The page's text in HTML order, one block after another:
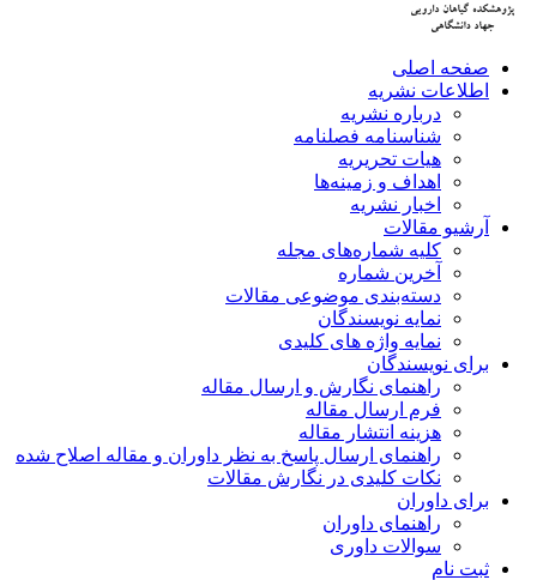
صفحه اصلی
اطلاعات نشریه
درباره نشریه
شناسنامه فصلنامه
هیات تحریریه
اهداف و زمینه‌ها
اخبار نشریه
آرشیو مقالات
کلیه شماره‌های مجله
آخرین شماره
دسته‌بندی موضوعی مقالات
نمایه نویسندگان
نمایه واژه های کلیدی
برای نویسندگان
راهنمای نگارش و ارسال مقاله
فرم ارسال مقاله
هزینه انتشار مقاله
راهنمای ارسال پاسخ به نظر داوران و مقاله اصلاح شده
نکات کلیدی در نگارش مقالات
برای داوران
راهنمای داوران
سوالات داوری
ثبت نام